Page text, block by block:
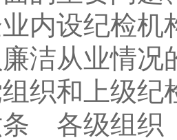
设纪检机
洁从业情
组织和上级
级组织（